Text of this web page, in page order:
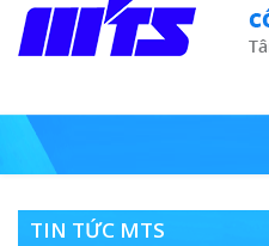
TIN TỨC MTS